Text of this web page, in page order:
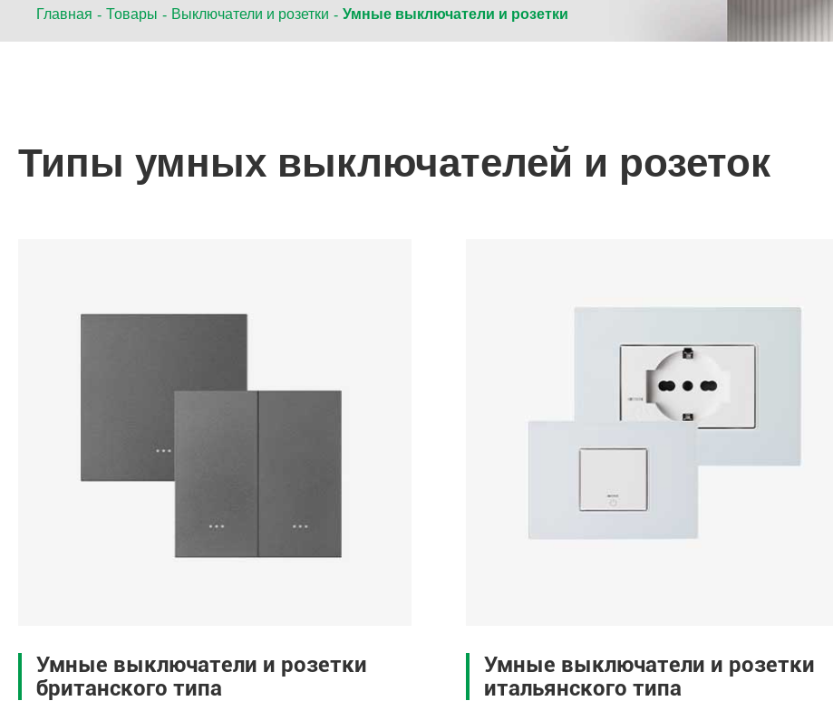
Главная Товары Выключатели и розетки Умные выключатели и розетки
Типы умных выключателей и розеток
Умные выключатели и розетки
британского типа
Умные выключатели и розетки
итальянского типа